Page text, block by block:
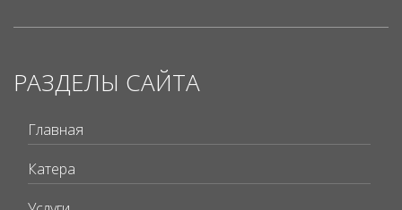
РАЗДЕЛЫ САЙТА
Главная
Катера